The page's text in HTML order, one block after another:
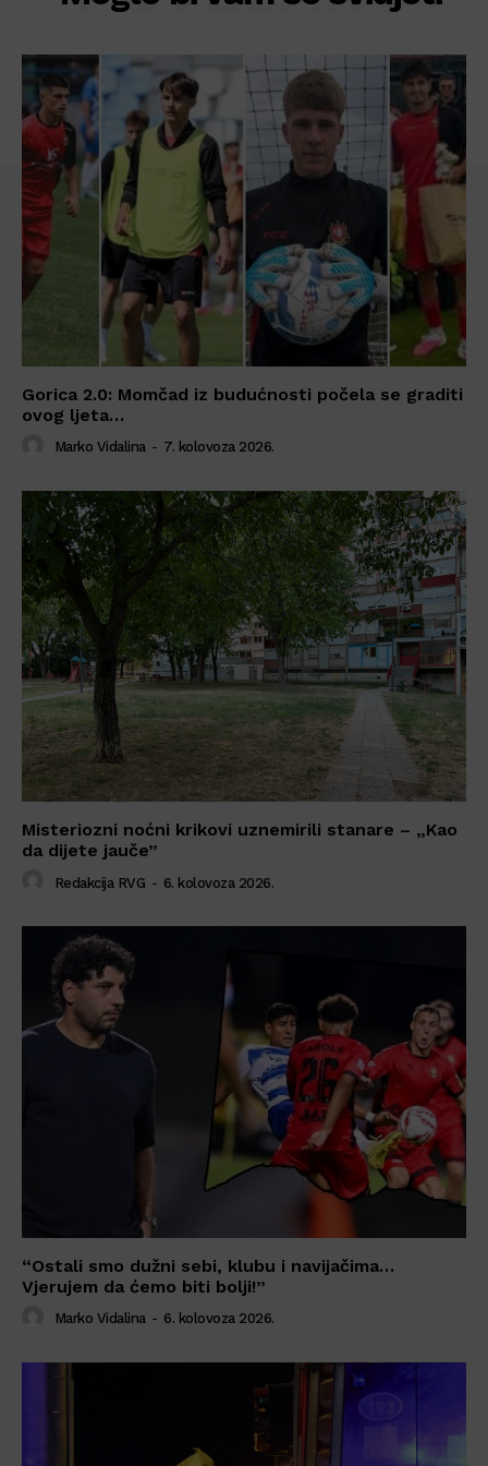
Gorica 2.0: Momčad iz budućnosti počela se graditi
ovog ljeta…
Marko Vidalina - 7. kolovoza 2026.
Misteriozni noćni krikovi uznemirili stanare – „Kao
da dijete jauče”
Redakcija RVG - 6. kolovoza 2026.
“Ostali smo dužni sebi, klubu i navijačima…
Vjerujem da ćemo biti bolji!”
Marko Vidalina - 6. kolovoza 2026.